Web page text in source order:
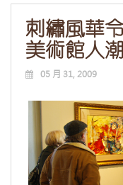
刺繡風華
美術館人
05 月 31, 2009